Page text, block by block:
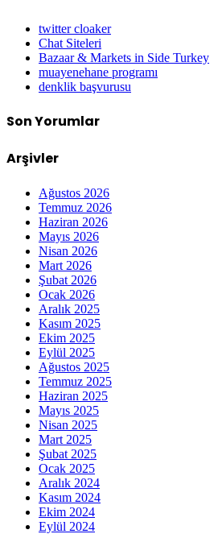
twitter cloaker
Chat Siteleri
Bazaar & Markets in Side Turkey
muayenehane programı
denklik başvurusu
Son Yorumlar
Arşivler
Ağustos 2026
Temmuz 2026
Haziran 2026
Mayıs 2026
Nisan 2026
Mart 2026
Şubat 2026
Ocak 2026
Aralık 2025
Kasım 2025
Ekim 2025
Eylül 2025
Ağustos 2025
Temmuz 2025
Haziran 2025
Mayıs 2025
Nisan 2025
Mart 2025
Şubat 2025
Ocak 2025
Aralık 2024
Kasım 2024
Ekim 2024
Eylül 2024